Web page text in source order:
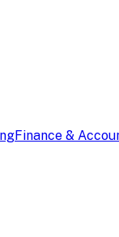
Finance &